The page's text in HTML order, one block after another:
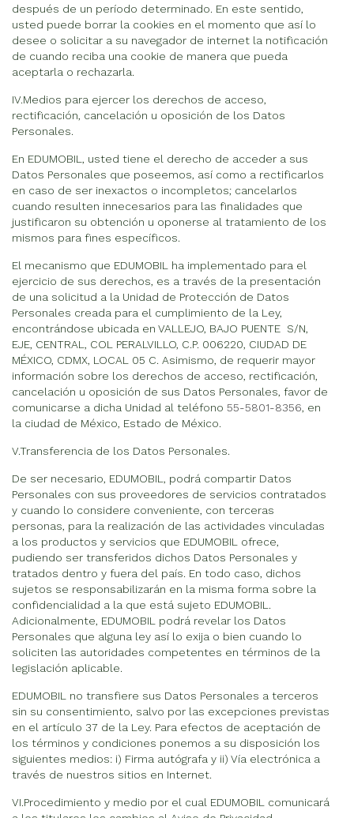
después de un período determinado. En este sentido,
usted puede borrar la cookies en el momento que así lo
desee o solicitar a su navegador de internet la notificación
de cuando reciba una cookie de manera que pueda
aceptarla o rechazarla.
IV.Medios para ejercer los derechos de acceso,
rectificación, cancelación u oposición de los Datos
Personales.
En EDUMOBIL, usted tiene el derecho de acceder a sus
Datos Personales que poseemos, así como a rectificarlos
en caso de ser inexactos o incompletos; cancelarlos
cuando resulten innecesarios para las finalidades que
justificaron su obtención u oponerse al tratamiento de los
mismos para fines específicos.
El mecanismo que EDUMOBIL ha implementado para el
ejercicio de sus derechos, es a través de la presentación
de una solicitud a la Unidad de Protección de Datos
Personales creada para el cumplimiento de la Ley,
encontrándose ubicada en VALLEJO, BAJO PUENTE S/N,
EJE, CENTRAL, COL PERALVILLO, C.P. 006220, CIUDAD DE
MÉXICO, CDMX, LOCAL 05 C. Asimismo, de requerir mayor
información sobre los derechos de acceso, rectificación,
cancelación u oposición de sus Datos Personales, favor de
comunicarse a dicha Unidad al teléfono 55-5801-8356, en
la ciudad de México, Estado de México.
V.Transferencia de los Datos Personales.
De ser necesario, EDUMOBIL, podrá compartir Datos
Personales con sus proveedores de servicios contratados
y cuando lo considere conveniente, con terceras
personas, para la realización de las actividades vinculadas
a los productos y servicios que EDUMOBIL ofrece,
pudiendo ser transferidos dichos Datos Personales y
tratados dentro y fuera del país. En todo caso, dichos
sujetos se responsabilizarán en la misma forma sobre la
confidencialidad a la que está sujeto EDUMOBIL.
Adicionalmente, EDUMOBIL podrá revelar los Datos
Personales que alguna ley así lo exija o bien cuando lo
soliciten las autoridades competentes en términos de la
legislación aplicable.
EDUMOBIL no transfiere sus Datos Personales a terceros
sin su consentimiento, salvo por las excepciones previstas
en el artículo 37 de la Ley. Para efectos de aceptación de
los términos y condiciones ponemos a su disposición los
siguientes medios: i) Firma autógrafa y ii) Vía electrónica a
través de nuestros sitios en Internet.
VI.Procedimiento y medio por el cual EDUMOBIL comunicará